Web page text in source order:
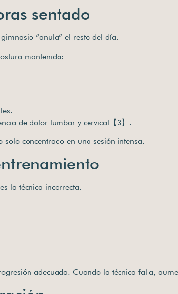
sentado
“anula” el resto del día.
mantenida:
de dolor lumbar y cervical【3】.
concentrado en una sesión intensa.
es la técnica incorrecta.
adecuada. Cuando la técnica falla,